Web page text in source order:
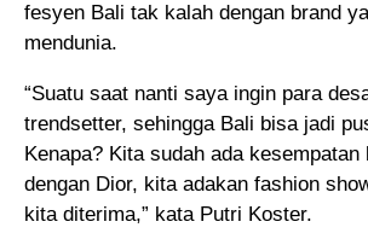
fesyen Bali tak kalah dengan brand
mendunia.
“Suatu saat nanti saya ingin para
trendsetter, sehingga Bali bisa jadi
Kenapa? Kita sudah ada kesempatan
dengan Dior, kita adakan fashion
kita diterima,” kata Putri Koster.